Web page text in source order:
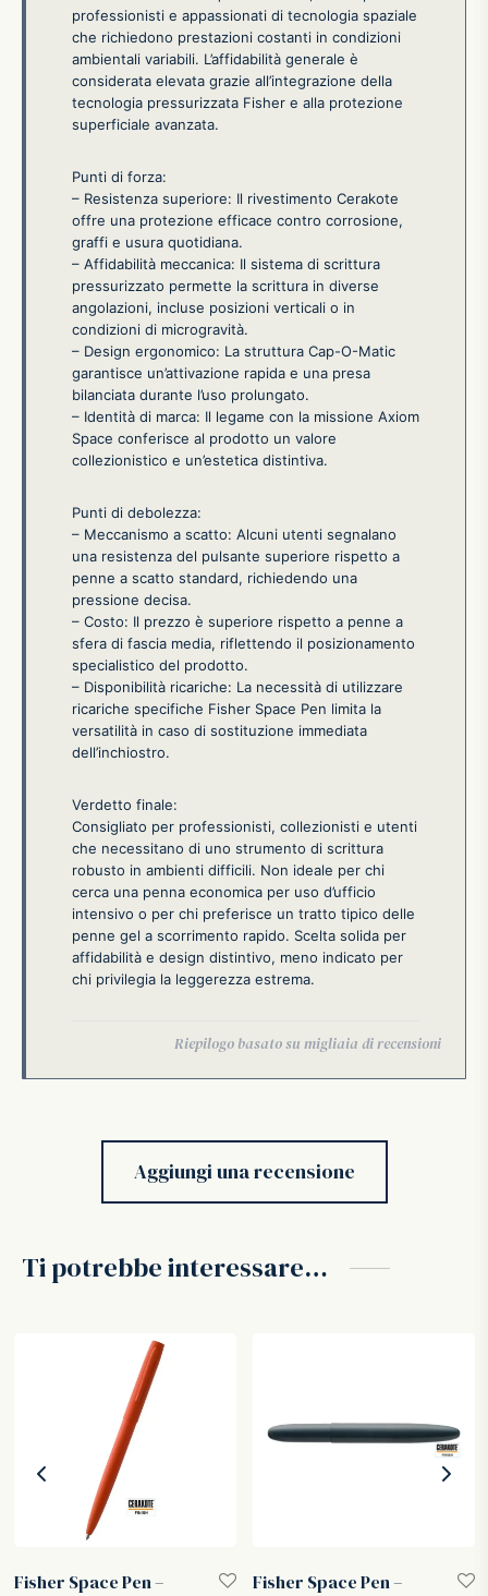
professionisti e appassionati di tecnologia spaziale
che richiedono prestazioni costanti in condizioni
ambientali variabili. L’affidabilità generale è
considerata elevata grazie all’integrazione della
tecnologia pressurizzata Fisher e alla protezione
superficiale avanzata.
Punti di forza:
– Resistenza superiore: Il rivestimento Cerakote
offre una protezione efficace contro corrosione,
graffi e usura quotidiana.
– Affidabilità meccanica: Il sistema di scrittura
pressurizzato permette la scrittura in diverse
angolazioni, incluse posizioni verticali o in
condizioni di microgravità.
– Design ergonomico: La struttura Cap-O-Matic
garantisce un’attivazione rapida e una presa
bilanciata durante l’uso prolungato.
– Identità di marca: Il legame con la missione Axiom
Space conferisce al prodotto un valore
collezionistico e un’estetica distintiva.
Punti di debolezza:
– Meccanismo a scatto: Alcuni utenti segnalano
una resistenza del pulsante superiore rispetto a
penne a scatto standard, richiedendo una
pressione decisa.
– Costo: Il prezzo è superiore rispetto a penne a
sfera di fascia media, riflettendo il posizionamento
specialistico del prodotto.
– Disponibilità ricariche: La necessità di utilizzare
ricariche specifiche Fisher Space Pen limita la
versatilità in caso di sostituzione immediata
dell’inchiostro.
Verdetto finale:
Consigliato per professionisti, collezionisti e utenti
che necessitano di uno strumento di scrittura
robusto in ambienti difficili. Non ideale per chi
cerca una penna economica per uso d’ufficio
intensivo o per chi preferisce un tratto tipico delle
penne gel a scorrimento rapido. Scelta solida per
affidabilità e design distintivo, meno indicato per
chi privilegia la leggerezza estrema.
Aggiungi una recensione
Ti potrebbe interessare…
Fisher Space Pen –
Fisher Space Pen –